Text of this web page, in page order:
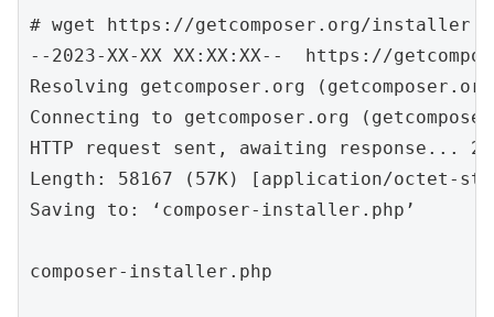
# wget https://getcomposer.org/installer -
--2023-XX-XX XX:XX:XX--  https://
Resolving getcomposer.org
Connecting to getcomposer.org
HTTP request sent, awaiting response...
Length: 58167 (57K) [application/octet-
Saving to: ‘composer-installer.php’
composer-installer.php